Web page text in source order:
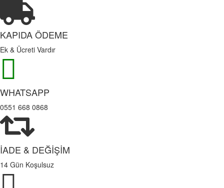
KAPIDA ÖDEME
Ek & Ücreti Vardır
WHATSAPP
0551 668 0868
İADE & DEĞİŞİM
14 Gün Koşulsuz